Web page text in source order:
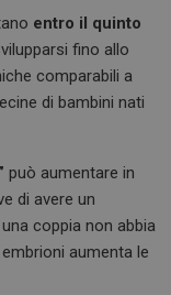
entro il quinto
fino allo
comparabili a
di bambini nati
può aumentare in
di avere un
coppia non abbia
aumenta le